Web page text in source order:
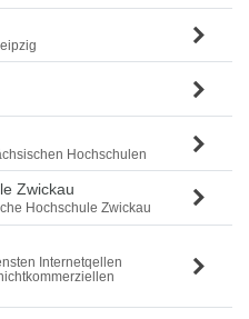
Hochschulen
Zwickau
Hochschule Zwickau
Internetqellen